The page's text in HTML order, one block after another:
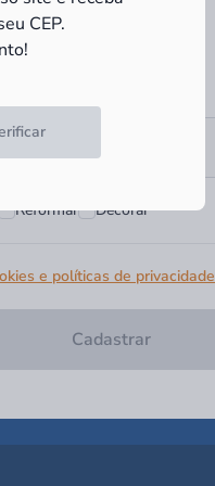
CEP.
novidades!
Reformar Decorar
e políticas de privacidade
Cadastrar